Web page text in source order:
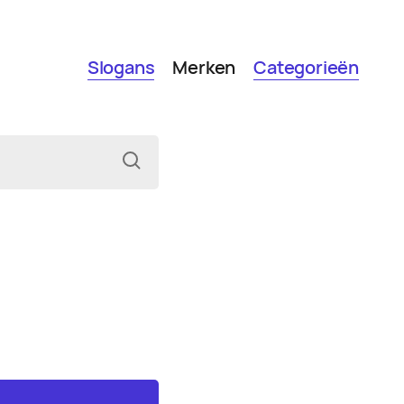
Slogans Merken Categorieën